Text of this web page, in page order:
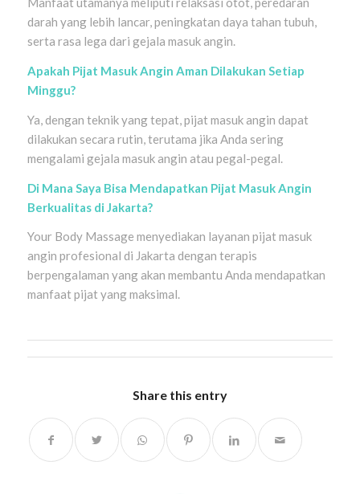
darah yang lebih lancar, peningkatan daya tahan tubuh,
serta rasa lega dari gejala masuk angin.
Apakah Pijat Masuk Angin Aman Dilakukan Setiap
Minggu?
Ya, dengan teknik yang tepat, pijat masuk angin dapat
dilakukan secara rutin, terutama jika Anda sering
mengalami gejala masuk angin atau pegal-pegal.
Di Mana Saya Bisa Mendapatkan Pijat Masuk Angin
Berkualitas di Jakarta?
Your Body Massage menyediakan layanan pijat masuk
angin profesional di Jakarta dengan terapis
berpengalaman yang akan membantu Anda mendapatkan
manfaat pijat yang maksimal.
Share this entry